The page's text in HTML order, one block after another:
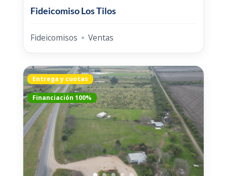
Fideicomiso Los Tilos
Fideicomisos Ventas
Entrega y cuotas
Financiación 100%